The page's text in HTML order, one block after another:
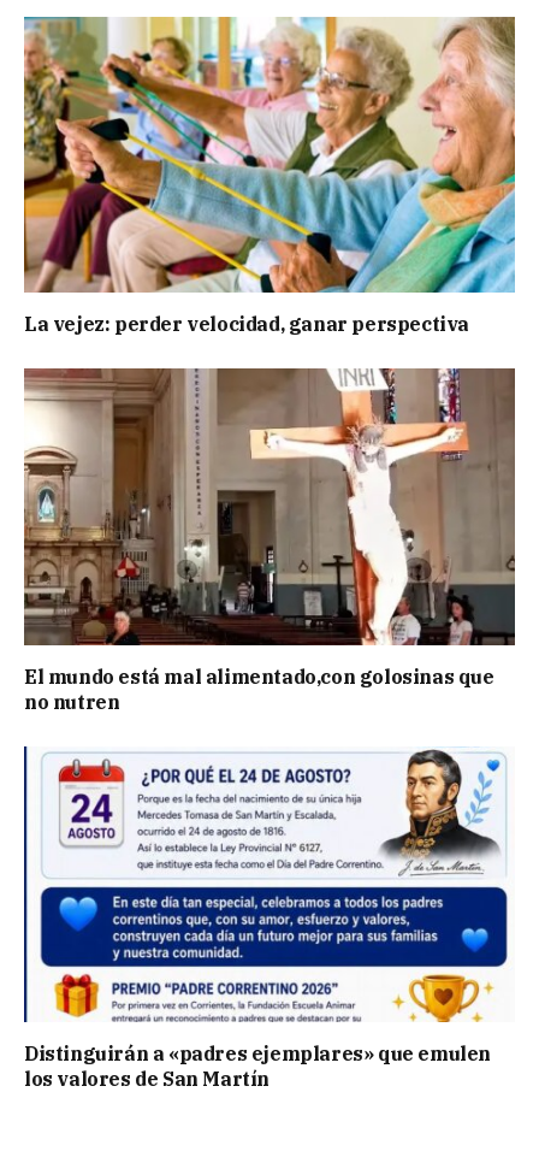
La vejez: perder velocidad, ganar perspectiva
El mundo está mal alimentado,con golosinas que
no nutren
Distinguirán a «padres ejemplares» que emulen
los valores de San Martín